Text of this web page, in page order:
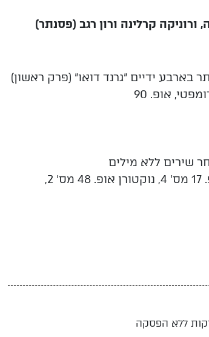
ורוניקה קרלינה ורון רגב (פסנתר)
בארבע ידיים "גרנד דואו" (פרק ראשון)
אופ. 90
שירים ללא מילים
מזורקה אופ. 17 מס' 4, נוקטורן אופ. 48 מס' 2,
ללא הפסקה